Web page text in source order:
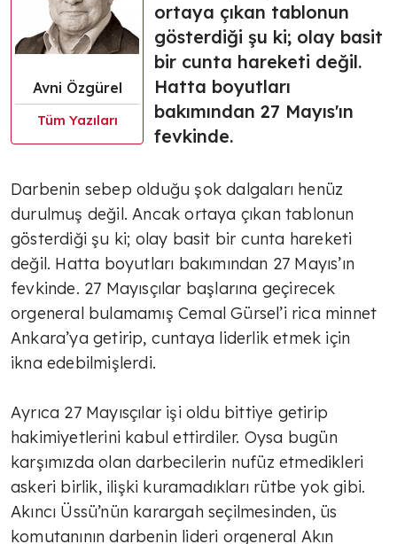
Avni Özgürel
Tüm Yazıları
ortaya çıkan tablonun
gösterdiği şu ki; olay basit
bir cunta hareketi değil.
Hatta boyutları
bakımından 27 Mayıs'ın
fevkinde.
Darbenin sebep olduğu şok dalgaları henüz
durulmuş değil. Ancak ortaya çıkan tablonun
gösterdiği şu ki; olay basit bir cunta hareketi
değil. Hatta boyutları bakımından 27 Mayıs’ın
fevkinde. 27 Mayısçılar başlarına geçirecek
orgeneral bulamamış Cemal Gürsel’i rica minnet
Ankara’ya getirip, cuntaya liderlik etmek için
ikna edebilmişlerdi.
Ayrıca 27 Mayısçılar işi oldu bittiye getirip
hakimiyetlerini kabul ettirdiler. Oysa bugün
karşımızda olan darbecilerin nufüz etmedikleri
askeri birlik, ilişki kuramadıkları rütbe yok gibi.
Akıncı Üssü’nün karargah seçilmesinden, üs
komutanının darbenin lideri orgeneral Akın
TÜLİN YALMAN
Markalaşmak
TÜLİN YALMAN
TÜLİN YALMAN
Hazır mıyız, hayır!
TÜLİN YALMAN
Tarifeler
TÜLİN YALMAN
Çok sert
TÜLİN YALMAN